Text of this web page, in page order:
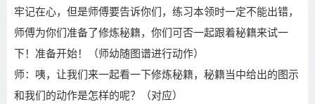
牢记在心，但是师傅要告诉你们，练习本领时一定不能出错，
师傅为你们准备了修炼秘籍，你们可否一起跟着秘籍来试一
下！准备开始！（师幼随图谱进行动作）
师：咦，让我们来一起看一下修炼秘籍，秘籍当中给出的图示
和我们的动作是怎样的呢？（对应）